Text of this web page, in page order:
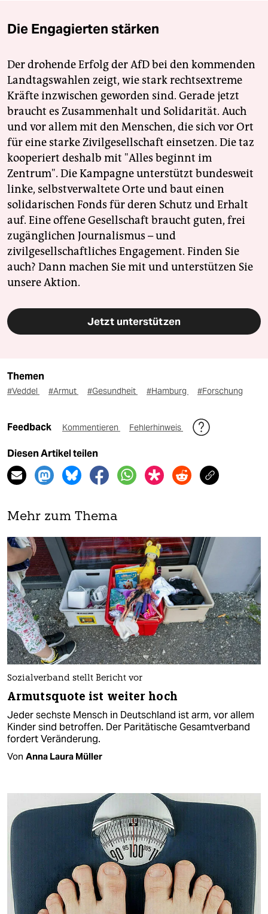
Die Engagierten stärken
Der drohende Erfolg der AfD bei den kommenden
Landtagswahlen zeigt, wie stark rechtsextreme
Kräfte inzwischen geworden sind. Gerade jetzt
braucht es Zusammenhalt und Solidarität. Auch
und vor allem mit den Menschen, die sich vor Ort
für eine starke Zivilgesellschaft einsetzen. Die taz
kooperiert deshalb mit "Alles beginnt im
Zentrum". Die Kampagne unterstützt bundesweit
linke, selbstverwaltete Orte und baut einen
solidarischen Fonds für deren Schutz und Erhalt
auf. Eine offene Gesellschaft braucht guten, frei
zugänglichen Journalismus – und
zivilgesellschaftliches Engagement. Finden Sie
auch? Dann machen Sie mit und unterstützen Sie
unsere Aktion.
Jetzt unterstützen
Themen
#Veddel #Armut #Gesundheit #Hamburg #Forschung
Feedback Kommentieren Fehlerhinweis
Diesen Artikel teilen
Mehr zum Thema
Sozialverband stellt Bericht vor
Armutsquote ist weiter hoch
Jeder sechste Mensch in Deutschland ist arm, vor allem
Kinder sind betroffen. Der Paritätische Gesamtverband
fordert Veränderung.
Von Anna Laura Müller